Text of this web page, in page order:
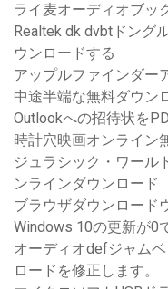
ライ麦オーディオブッ
Realtek dk dvbtドング
ウンロードする
アップルファインダー
中途半端な無料ダウン
Outlookへの招待状を
時計穴映画オンライン
ジュラシック・ワール
ンラインダウンロード
ブラウザダウンロード
Windows 10の更新が0
オーディオdefジャム
ロードを修正します。